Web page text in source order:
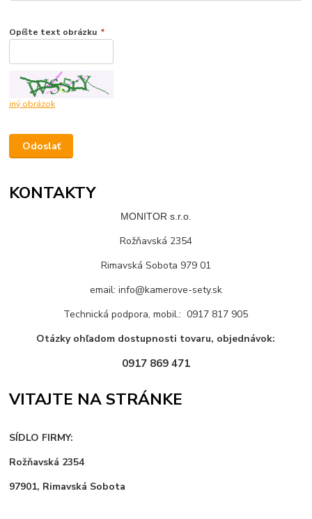
Opíšte text obrázku *
iný obrázok
KONTAKTY
MONITOR s.r.o.
Rožňavská 2354
Rimavská Sobota 979 01
email: info@kamerove-sety.sk
Technická podpora, mobil.: 0917 817 905
Otázky ohľadom dostupnosti tovaru, objednávok:
0917 869 471
VITAJTE NA STRÁNKE
SÍDLO FIRMY:
Rožňavská 2354
97901, Rimavská Sobota